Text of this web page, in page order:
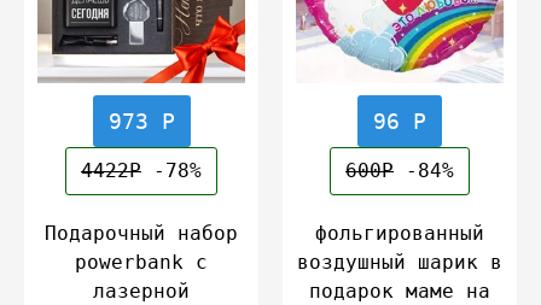
973 Р
4422Р -78%
Подарочный набор
powerbank с
лазерной
96 Р
600Р -84%
фольгированный
воздушный шарик в
подарок маме на